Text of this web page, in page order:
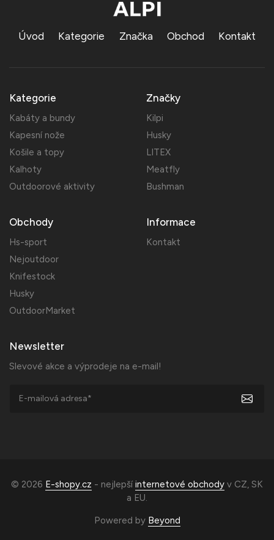
Úvod Kategorie Značka Obchod Kontakt
Kategorie
Kabáty a bundy
Kapesní nože
Košile a topy
Kalhoty
Outdoorové aktivity
Značky
Kilpi
Husky
LITEX
Meatfly
Bushman
Obchody
Hs-sport
Nejoutdoor
Knifestock
Husky
OutdoorMarket
Informace
Kontakt
Newsletter
Slevové akce a výprodeje na e-mail!
© 2026 E-shopy.cz - nejlepšíinternetové obchody v CZ, SK
a EU.
Powered by Beyond